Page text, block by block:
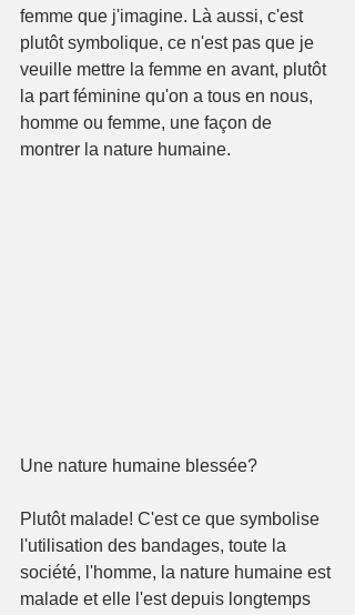
femme que j'imagine. Là aussi, c'est
plutôt symbolique, ce n'est pas que je
veuille mettre la femme en avant, plutôt
la part féminine qu'on a tous en nous,
homme ou femme, une façon de
montrer la nature humaine.
Une nature humaine blessée?
Plutôt malade! C'est ce que symbolise
l'utilisation des bandages, toute la
société, l'homme, la nature humaine est
malade et elle l'est depuis longtemps